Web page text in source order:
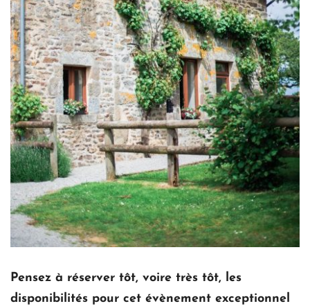
Pensez à réserver tôt, voire très tôt, les
disponibilités pour cet évènement exceptionnel